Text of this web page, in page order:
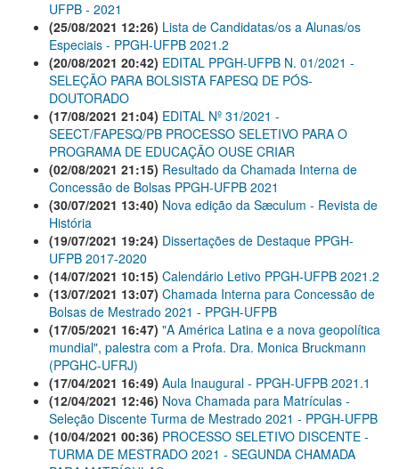
UFPB - 2021
(25/08/2021 12:26) Lista de Candidatas/os a Alunas/os
Especiais - PPGH-UFPB 2021.2
(20/08/2021 20:42) EDITAL PPGH-UFPB N. 01/2021 -
SELEÇÃO PARA BOLSISTA FAPESQ DE PÓS-
DOUTORADO
(17/08/2021 21:04) EDITAL Nº 31/2021 -
SEECT/FAPESQ/PB PROCESSO SELETIVO PARA O
PROGRAMA DE EDUCAÇÃO OUSE CRIAR
(02/08/2021 21:15) Resultado da Chamada Interna de
Concessão de Bolsas PPGH-UFPB 2021
(30/07/2021 13:40) Nova edição da Sæculum - Revista de
História
(19/07/2021 19:24) Dissertações de Destaque PPGH-
UFPB 2017-2020
(14/07/2021 10:15) Calendário Letivo PPGH-UFPB 2021.2
(13/07/2021 13:07) Chamada Interna para Concessão de
Bolsas de Mestrado 2021 - PPGH-UFPB
(17/05/2021 16:47) "A América Latina e a nova geopolítica
mundial", palestra com a Profa. Dra. Monica Bruckmann
(PPGHC-UFRJ)
(17/04/2021 16:49) Aula Inaugural - PPGH-UFPB 2021.1
(12/04/2021 12:46) Nova Chamada para Matrículas -
Seleção Discente Turma de Mestrado 2021 - PPGH-UFPB
(10/04/2021 00:36) PROCESSO SELETIVO DISCENTE -
TURMA DE MESTRADO 2021 - SEGUNDA CHAMADA